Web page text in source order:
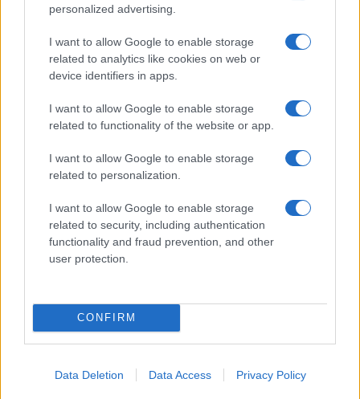
personalized advertising.
I want to allow Google to enable storage
related to analytics like cookies on web or
device identifiers in apps.
I want to allow Google to enable storage
related to functionality of the website or app.
I want to allow Google to enable storage
related to personalization.
I want to allow Google to enable storage
related to security, including authentication
functionality and fraud prevention, and other
user protection.
CONFIRM
Data Deletion Data Access Privacy Policy
Esplorare il Giardino delle Meraviglie: piante
Cristian Castiglioni · 6 Ago 2026
LIFESTYLE
Come abbinare i pantaloni Capri con le kitten heels:
consigli e ispirazioni
LIFESTYLE